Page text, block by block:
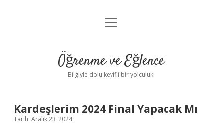
Anasayfa
Yasal Uyarı
menüyü
Öğrenme ve Eğlence
Bilgiyle dolu keyifli bir yolculuk!
Kardeşlerim 2024 Final Yapacak Mı
Tarih: Aralık 23, 2024